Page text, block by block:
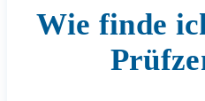
Wie finde